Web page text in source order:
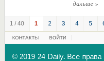
дальше»
1 / 40 1 2 3 4 5
КОНТАКТЫ ВОЙТИ
© 2019 24 Daily. Все